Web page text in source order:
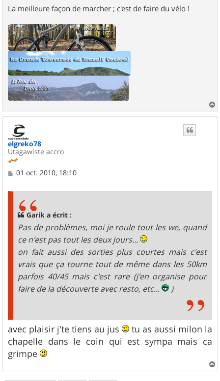
La meilleure façon de marcher ; c'est de faire du vélo !
a
elgreko78
Utagawiste accro
M
01 oct. 2010, 18:10
Garik a écrit :
Pas de problèmes, moi je roule tout les we, quand
ce n'est pas tout les deux jours...
on fait aussi des sorties plus courtes mais c'est
vrais que ça tourne tout de même dans les 50km
parfois 40/45 mais c'est rare (j'en organise pour
faire de la découverte avec resto, etc...
)
avec plaisir j'te tiens au jus
tu as aussi milon la
chapelle dans le coin qui est sympa mais ca
grimpe
a